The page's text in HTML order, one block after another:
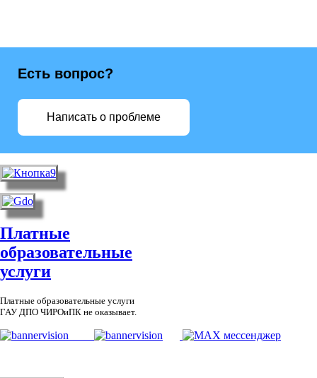
Есть вопрос?
Написать о проблеме
Платные
образовательные
услуги
Платные образовательные услуги
ГАУ ДПО ЧИРОиПК не оказывает.